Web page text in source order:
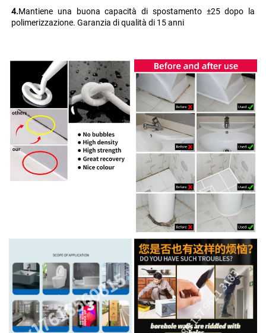
4.Mantiene una buona capacità di spostamento ±25 dopo la
polimerizzazione. Garanzia di qualità di 15 anni